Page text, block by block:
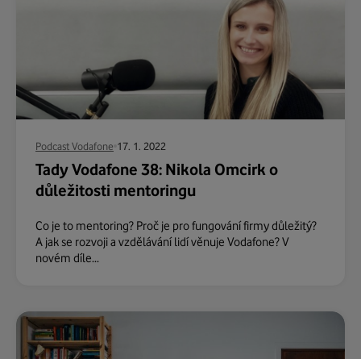
Podcast Vodafone 17. 1. 2022
Tady Vodafone 38: Nikola Omcirk o
důležitosti mentoringu
Co je to mentoring? Proč je pro fungování firmy důležitý?
A jak se rozvoji a vzdělávání lidí věnuje Vodafone? V
novém díle...